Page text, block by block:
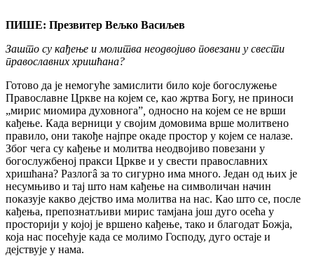
ПИШЕ: Презвитер Вељко Васиљев
Зашто су кађење и молитва неодвојиво повезани у свести
православних хришћана?
Готово да је немогуће замислити било које богослужење
Православне Цркве на којем се, као жртва Богу, не приноси
„мирис миомира духовногаˮ односно на којем се не врши
кађење. Када верници у својим домовима врше молитвено
правило, они такође најпре окаде простор у којем се налазе.
Због чега су кађење и молитва неодвојиво повезани у
богослужбеној пракси Цркве и у свести православних
хришћана? Разлогâ за то сигурно има много. Један од њих је
несумњиво и тај што нам кађење на символичан начин
показује какво дејство има молитва на нас. Као што се, после
кађења, препознатљиви мирис тамјана још дуго осећа у
просторији у којој је вршено кађење, тако и благодат Божја,
која нас посећује када се молимо Господу, дуго остаје и
дејствује у нама.